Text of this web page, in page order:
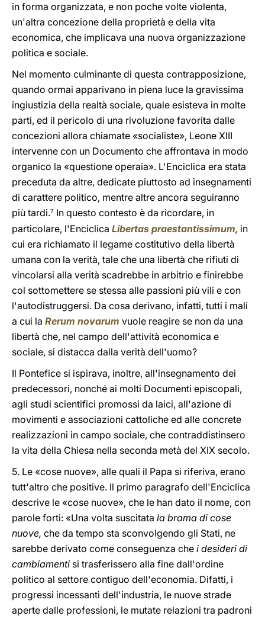
in forma organizzata, e non poche volte violenta,
un'altra concezione della proprietà e della vita
economica, che implicava una nuova organizzazione
politica e sociale.
Nel momento culminante di questa contrapposizione,
quando ormai apparivano in piena luce la gravissima
ingiustizia della realtà sociale, quale esisteva in molte
parti, ed il pericolo di una rivoluzione favorita dalle
concezioni allora chiamate «socialiste», Leone XIII
intervenne con un Documento che affrontava in modo
organico la «questione operaia». L'Enciclica era stata
preceduta da altre, dedicate piuttosto ad insegnamenti
di carattere politico, mentre altre ancora seguiranno
più tardi.7 In questo contesto è da ricordare, in
particolare, l'Enciclica Libertas praestantissimum, in
cui era richiamato il legame costitutivo della libertà
umana con la verità, tale che una libertà che rifiuti di
vincolarsi alla verità scadrebbe in arbitrio e finirebbe
col sottomettere se stessa alle passioni più vili e con
l'autodistruggersi. Da cosa derivano, infatti, tutti i mali
a cui la Rerum novarum vuole reagire se non da una
libertà che, nel campo dell'attività economica e
sociale, si distacca dalla verità dell'uomo?
Il Pontefice si ispirava, inoltre, all'insegnamento dei
predecessori, nonché ai molti Documenti episcopali,
agli studi scientifici promossi da laici, all'azione di
movimenti e associazioni cattoliche ed alle concrete
realizzazioni in campo sociale, che contraddistinsero
la vita della Chiesa nella seconda metà del XIX secolo.
5. Le «cose nuove», alle quali il Papa si riferiva, erano
tutt'altro che positive. Il primo paragrafo dell'Enciclica
descrive le «cose nuove», che le han dato il nome, con
parole forti: «Una volta suscitata la brama di cose
nuove, che da tempo sta sconvolgendo gli Stati, ne
sarebbe derivato come conseguenza che i desideri di
cambiamenti si trasferissero alla fine dall'ordine
politico al settore contiguo dell'economia. Difatti, i
progressi incessanti dell'industria, le nuove strade
aperte dalle professioni, le mutate relazioni tra padroni